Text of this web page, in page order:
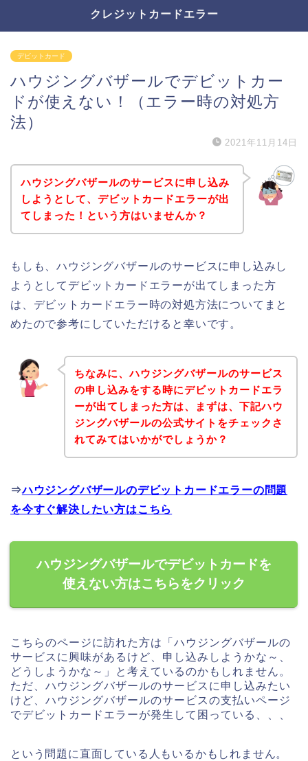
クレジットカードエラー
デビットカード
ハウジングバザールでデビットカー
ドが使えない！（エラー時の対処方
法）
2021年11月14日
ハウジングバザールのサービスに申し込み
しようとして、デビットカードエラーが出
てしまった！という方はいませんか？
もしも、ハウジングバザールのサービスに申し込みし
ようとしてデビットカードエラーが出てしまった方
は、デビットカードエラー時の対処方法についてまと
めたので参考にしていただけると幸いです。
ちなみに、ハウジングバザールのサービス
の申し込みをする時にデビットカードエラ
ーが出てしまった方は、まずは、下記ハウ
ジングバザールの公式サイトをチェックさ
れてみてはいかがでしょうか？
⇒ハウジングバザールのデビットカードエラーの問題
を今すぐ解決したい方はこちら
ハウジングバザールでデビットカードを
使えない方はこちらをクリック
こちらのページに訪れた方は「ハウジングバザールの
サービスに興味があるけど、申し込みしようかな～、
どうしようかな～」と考えているのかもしれません。
ただ、ハウジングバザールのサービスに申し込みたい
けど、ハウジングバザールのサービスの支払いページ
でデビットカードエラーが発生して困っている、、、
という問題に直面している人もいるかもしれません。